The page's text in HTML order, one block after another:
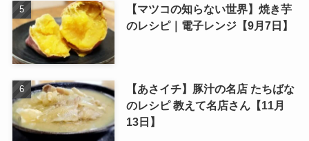
【マツコの知らない世界】焼き芋
のレシピ｜電子レンジ【9月7日】
【あさイチ】豚汁の名店 たちばな
のレシピ 教えて名店さん【11月
13日】